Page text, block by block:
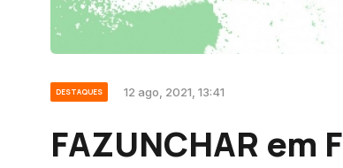
DESTAQUES 12 ago, 2021, 13:41
FAZUNCHAR